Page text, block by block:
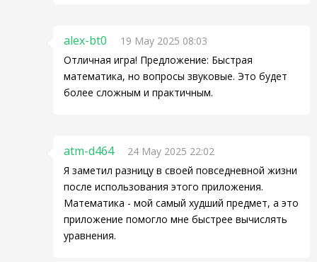
alex-bt0
19 May 2025 08:03
Отличная игра! Предложение: Быстрая
математика, но вопросы звуковые. Это будет
более сложным и практичным.
atm-d464
24 May 2025 22:02
Я заметил разницу в своей повседневной жизни
после использования этого приложения.
Математика - мой самый худший предмет, а это
приложение помогло мне быстрее вычислять
уравнения.